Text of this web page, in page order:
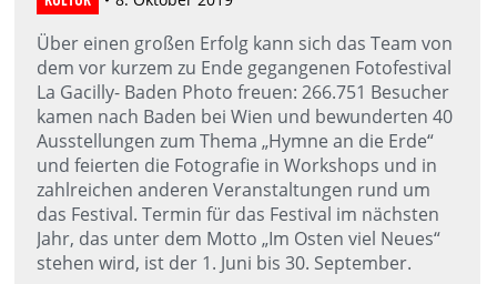
Über einen großen Erfolg kann sich das Team von
dem vor kurzem zu Ende gegangenen Fotofestival
La Gacilly- Baden Photo freuen: 266.751 Besucher
kamen nach Baden bei Wien und bewunderten 40
Ausstellungen zum Thema „Hymne an die Erde“
und feierten die Fotografie in Workshops und in
zahlreichen anderen Veranstaltungen rund um
das Festival. Termin für das Festival im nächsten
Jahr, das unter dem Motto „Im Osten viel Neues“
stehen wird, ist der 1. Juni bis 30. September.